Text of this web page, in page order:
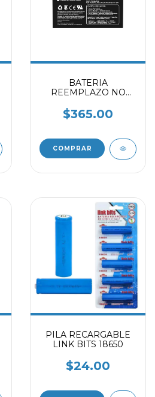
BATERIA
REEMPLAZO NO
1270 NEGRO
$365.00
PILA RECARGABLE
LINK BITS 18650
$24.00